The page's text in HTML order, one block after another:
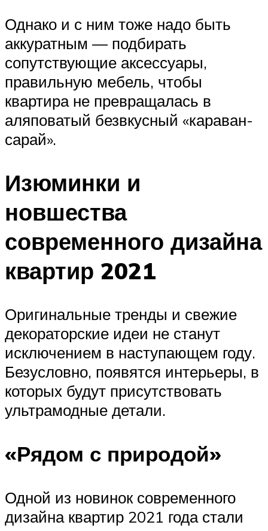
Однако и с ним тоже надо быть
аккуратным — подбирать
сопутствующие аксессуары,
правильную мебель, чтобы
квартира не превращалась в
аляповатый безвкусный «караван-
сарай».
Изюминки и
новшества
современного дизайна
квартир 2021
Оригинальные тренды и свежие
декораторские идеи не станут
исключением в наступающем году.
Безусловно, появятся интерьеры, в
которых будут присутствовать
ультрамодные детали.
«Рядом с природой»
Одной из новинок современного
дизайна квартир 2021 года стали